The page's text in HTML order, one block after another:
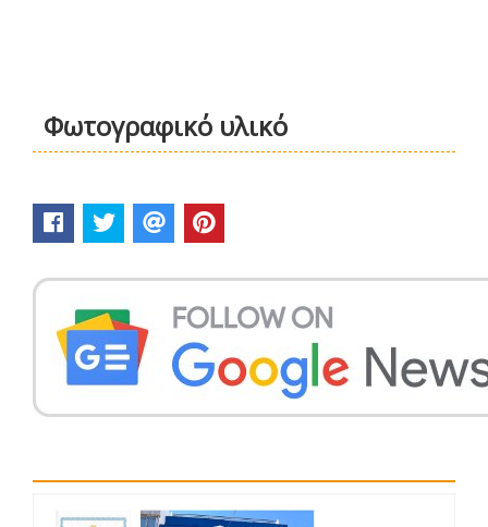
Φωτογραφικό υλικό